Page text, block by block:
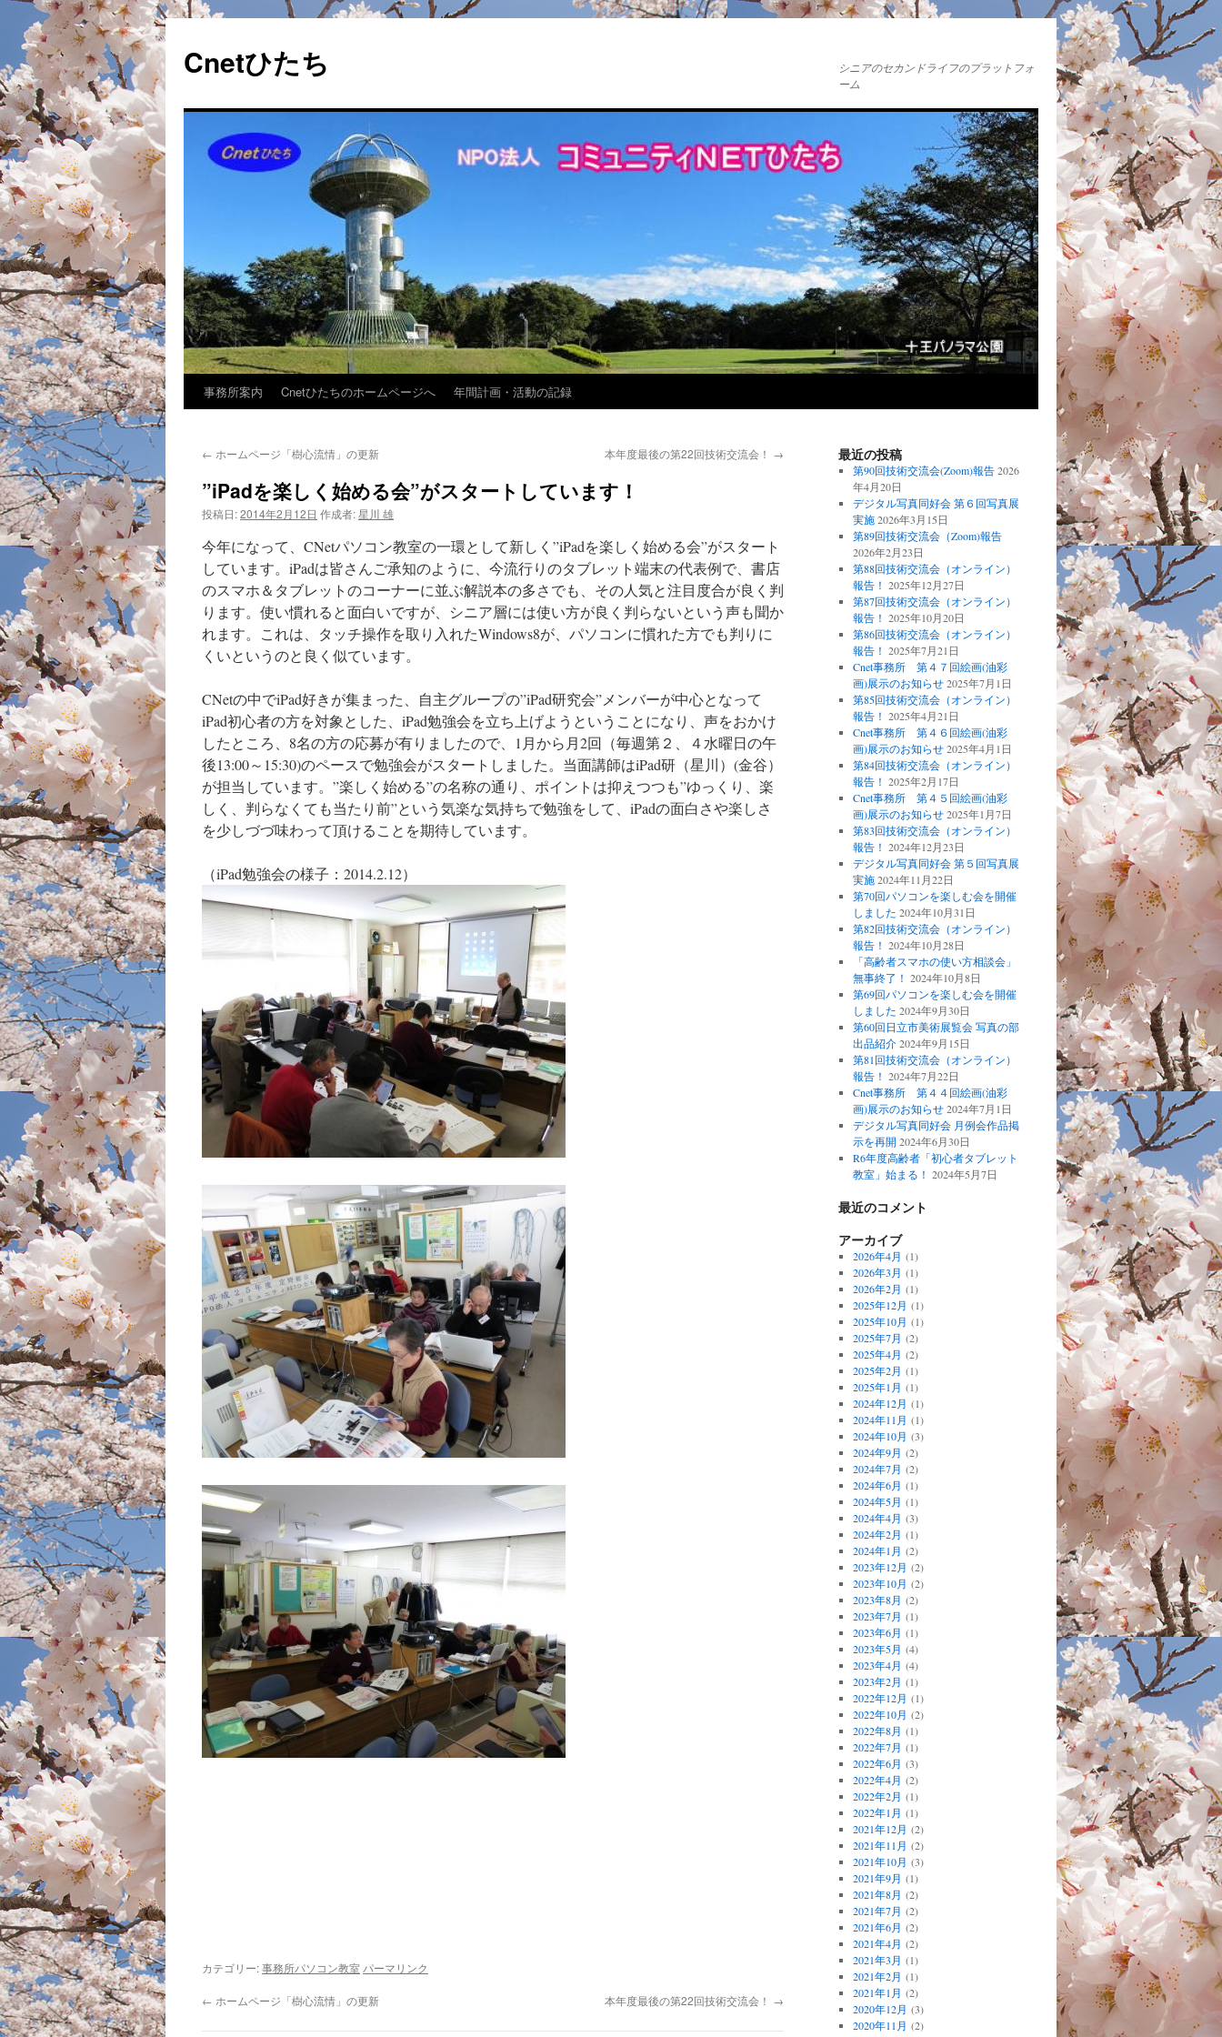
Cnetひたち
シニアのセカンドライフのプラットフォ
ーム
ス
プ
事務所案内 Cnetひたちのホームページへ 年間計画・活動の記録
← ホームページ「樹心流情」の更新 本年度最後の第22回技術交流会！ →
”iPadを楽しく始める会”がスタートしています！
投稿日:2014年2月12日 作成者:星川 雄
今年になって、CNetパソコン教室の一環として新しく”iPadを楽しく始める会”がスタート
しています。iPadは皆さんご承知のように、今流行りのタブレット端末の代表例で、書店
のスマホ＆タブレットのコーナーに並ぶ解説本の多さでも、その人気と注目度合が良く判
ります。使い慣れると面白いですが、シニア層には使い方が良く判らないという声も聞か
れます。これは、タッチ操作を取り入れたWindows8が、パソコンに慣れた方でも判りに
くいというのと良く似ています。
CNetの中でiPad好きが集まった、自主グループの”iPad研究会”メンバーが中心となって
iPad初心者の方を対象とした、iPad勉強会を立ち上げようということになり、声をおかけ
したところ、8名の方の応募が有りましたので、1月から月2回（毎週第２、４水曜日の午
後13:00～15:30)のペースで勉強会がスタートしました。当面講師はiPad研（星川）(金谷）
が担当しています。”楽しく始める”の名称の通り、ポイントは抑えつつも”ゆっくり、楽
しく、判らなくても当たり前”という気楽な気持ちで勉強をして、iPadの面白さや楽しさ
を少しづづ味わって頂けることを期待しています。
（iPad勉強会の様子：2014.2.12）
カテゴリー:事務所パソコン教室 パーマリンク
← ホームページ「樹心流情」の更新 本年度最後の第22回技術交流会！ →
最近の投稿
第90回技術交流会(Zoom)報告 2026
年4月20日
デジタル写真同好会 第６回写真展
実施 2026年3月15日
第89回技術交流会（Zoom)報告
2026年2月23日
第88回技術交流会（オンライン）
報告！ 2025年12月27日
第87回技術交流会（オンライン）
報告！ 2025年10月20日
第86回技術交流会（オンライン）
報告！ 2025年7月21日
Cnet事務所 第４７回絵画(油彩
画)展示のお知らせ 2025年7月1日
第85回技術交流会（オンライン）
報告！ 2025年4月21日
Cnet事務所 第４６回絵画(油彩
画)展示のお知らせ 2025年4月1日
第84回技術交流会（オンライン）
報告！ 2025年2月17日
Cnet事務所 第４５回絵画(油彩
画)展示のお知らせ 2025年1月7日
第83回技術交流会（オンライン）
報告！ 2024年12月23日
デジタル写真同好会 第５回写真展
実施 2024年11月22日
第70回パソコンを楽しむ会を開催
しました 2024年10月31日
第82回技術交流会（オンライン）
報告！ 2024年10月28日
「高齢者スマホの使い方相談会」
無事終了！ 2024年10月8日
第69回パソコンを楽しむ会を開催
しました 2024年9月30日
第60回日立市美術展覧会 写真の部
出品紹介 2024年9月15日
第81回技術交流会（オンライン）
報告！ 2024年7月22日
Cnet事務所 第４４回絵画(油彩
画)展示のお知らせ 2024年7月1日
デジタル写真同好会 月例会作品掲
示を再開 2024年6月30日
R6年度高齢者「初心者タブレット
教室」始まる！ 2024年5月7日
最近のコメント
アーカイブ
2026年4月 (1)
2026年3月 (1)
2026年2月 (1)
2025年12月 (1)
2025年10月 (1)
2025年7月 (2)
2025年4月 (2)
2025年2月 (1)
2025年1月 (1)
2024年12月 (1)
2024年11月 (1)
2024年10月 (3)
2024年9月 (2)
2024年7月 (2)
2024年6月 (1)
2024年5月 (1)
2024年4月 (3)
2024年2月 (1)
2024年1月 (2)
2023年12月 (2)
2023年10月 (2)
2023年8月 (2)
2023年7月 (1)
2023年6月 (1)
2023年5月 (4)
2023年4月 (4)
2023年2月 (1)
2022年12月 (1)
2022年10月 (2)
2022年8月 (1)
2022年7月 (1)
2022年6月 (3)
2022年4月 (2)
2022年2月 (1)
2022年1月 (1)
2021年12月 (2)
2021年11月 (2)
2021年10月 (3)
2021年9月 (1)
2021年8月 (2)
2021年7月 (2)
2021年6月 (2)
2021年4月 (2)
2021年3月 (1)
2021年2月 (1)
2021年1月 (2)
2020年12月 (3)
2020年11月 (2)